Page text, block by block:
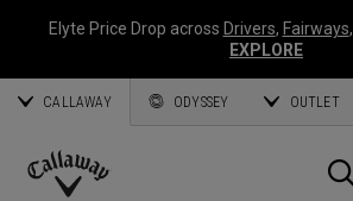
Elyte Price Drop across Drivers, Fairways,
EXPLORE
CALLAWAY ODYSSEY OUTLET